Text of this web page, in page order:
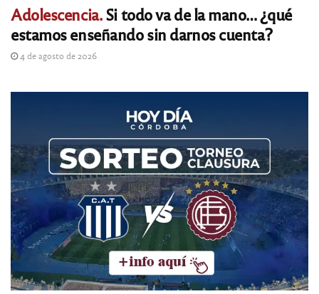
Adolescencia.Si todo va de la mano… ¿qué
estamos enseñando sin darnos cuenta?
4 de agosto de 2026